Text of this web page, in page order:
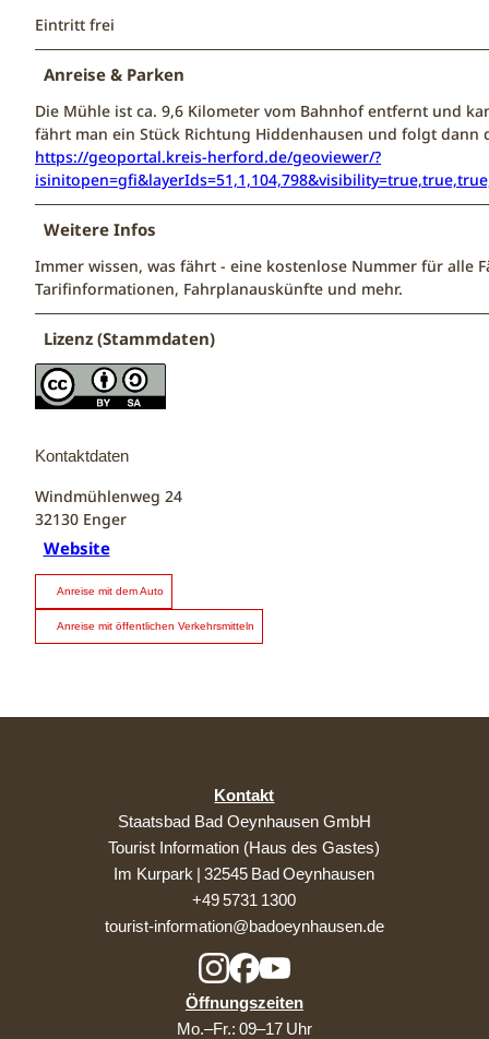
Eintritt frei
Anreise & Parken
Die Mühle ist ca. 9,6 Kilometer vom Bahnhof entfernt und
fährt man ein Stück Richtung Hiddenhausen und folgt
https://geoportal.kreis-herford.de/geoviewer/?
Weitere Infos
Immer wissen, was fährt - eine kostenlose Nummer für alle
Tarifinformationen, Fahrplanauskünfte und mehr.
Lizenz (Stammdaten)
Kontaktdaten
Windmühlenweg 24
32130 Enger
Website
Anreise mit dem Auto
Anreise mit öffentlichen Verkehrsmitteln
Kontakt
Staatsbad Bad Oeynhausen GmbH
Tourist Information (Haus des Gastes)
Im Kurpark | 32545 Bad Oeynhausen
+49 5731 1300
tourist-information@badoeynhausen.de
Öffnungszeiten
Mo.–Fr.: 09–17 Uhr